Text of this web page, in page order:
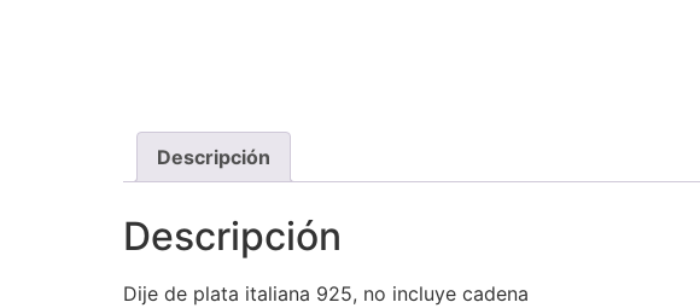
Descripción
Descripción
Dije de plata italiana 925, no incluye cadena